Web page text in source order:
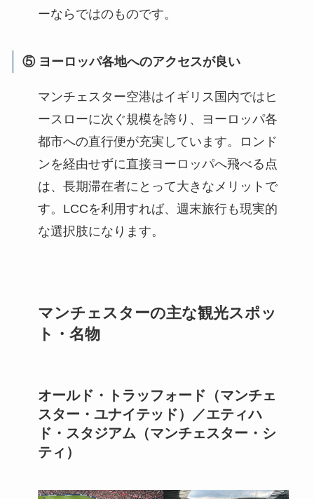
ーならではのものです。
⑤ ヨーロッパ各地へのアクセスが良い
マンチェスター空港はイギリス国内ではヒ
ースローに次ぐ規模を誇り、ヨーロッパ各
都市への直行便が充実しています。ロンド
ンを経由せずに直接ヨーロッパへ飛べる点
は、長期滞在者にとって大きなメリットで
す。LCCを利用すれば、週末旅行も現実的
な選択肢になります。
マンチェスターの主な観光スポッ
ト・名物
オールド・トラッフォード（マンチェ
スター・ユナイテッド）／エティハ
ド・スタジアム（マンチェスター・シ
ティ）